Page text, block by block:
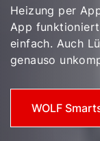
Heizung per
App funktioniert
einfach. Auch
genauso
WOLF